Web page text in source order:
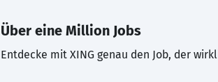
Über eine Million Jobs
Entdecke mit XING genau den Job, der